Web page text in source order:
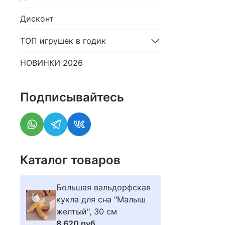
Дисконт
ТОП игрушек в годик
НОВИНКИ 2026
Подписывайтесь
Каталог товаров
Большая вальдорфская
кукла для сна "Малыш
желтый", 30 см